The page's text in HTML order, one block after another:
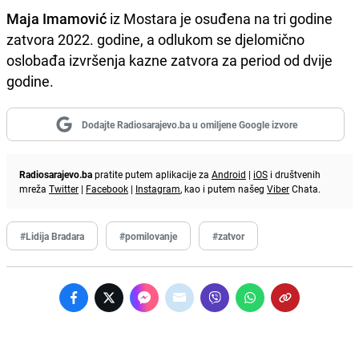
Maja Imamović iz Mostara je osuđena na tri godine
zatvora 2022. godine, a odlukom se djelomično
oslobađa izvršenja kazne zatvora za period od dvije
godine.
Dodajte Radiosarajevo.ba u omiljene Google izvore
Radiosarajevo.bapratite putem aplikacije za Android | iOS i društvenih
mreža Twitter | Facebook | Instagram, kao i putem našeg ViberChata.
#Lidija Bradara #pomilovanje #zatvor